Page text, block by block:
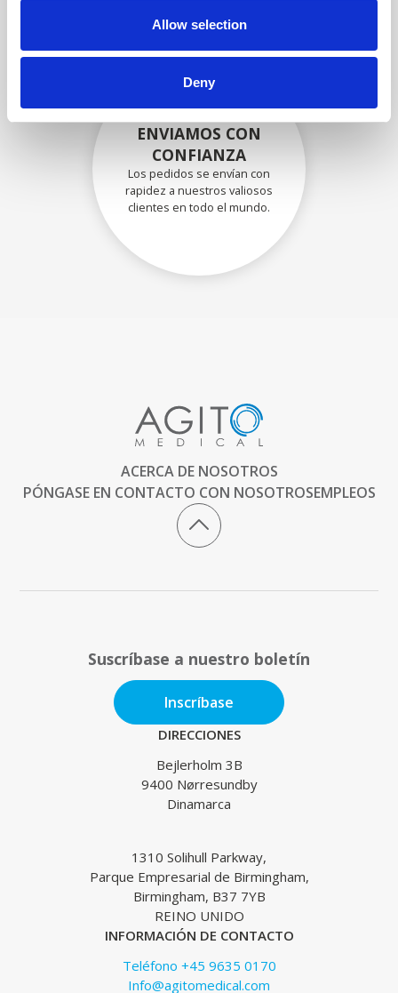
Allow selection
Deny
ENVIAMOS CON
CONFIANZA
Los pedidos se envían con
rapidez a nuestros valiosos
clientes en todo el mundo.
ACERCA DE NOSOTROS
PÓNGASE EN CONTACTO CON NOSOTROSEMPLEOS
Suscríbase a nuestro boletín
Inscríbase
DIRECCIONES
Bejlerholm 3B
9400 Nørresundby
Dinamarca
1310 Solihull Parkway,
Parque Empresarial de Birmingham,
Birmingham, B37 7YB
REINO UNIDO
INFORMACIÓN DE CONTACTO
Teléfono +45 9635 0170
Info@agitomedical.com